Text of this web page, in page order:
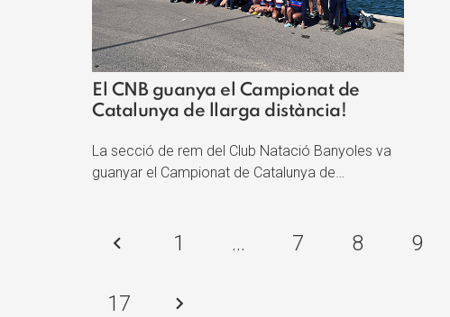
El CNB guanya el Campionat de
Catalunya de llarga distància!
La secció de rem del Club Natació Banyoles va
guanyar el Campionat de Catalunya de…
1 … 7 8 9
17